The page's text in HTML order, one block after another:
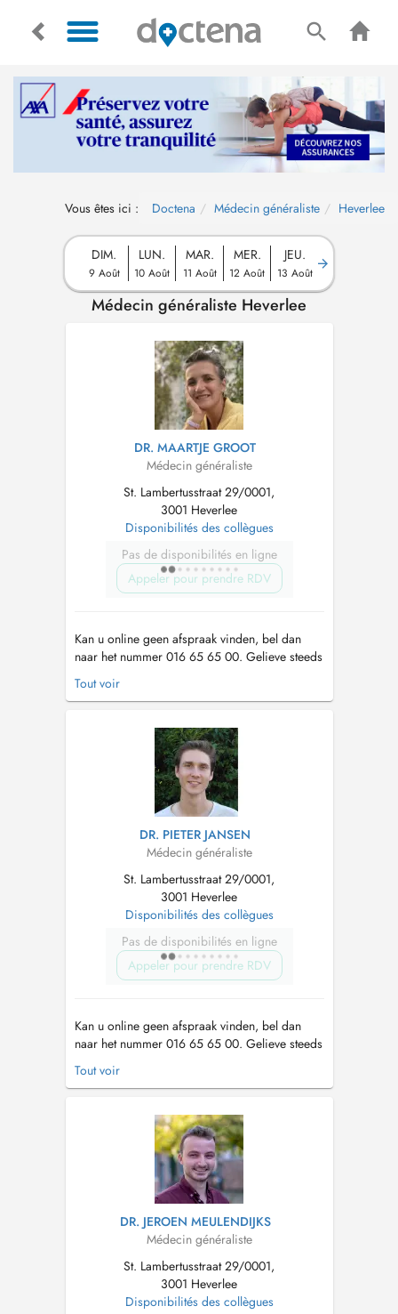
Vous êtes ici : Doctena Médecin généraliste Heverlee
DIM.
9 Août
LUN.
10 Août
MAR.
11 Août
MER.
12 Août
JEU.
13 Août
Médecin généraliste Heverlee
DR. MAARTJE GROOT
Médecin généraliste
St. Lambertusstraat 29/0001,
3001 Heverlee
Disponibilités des collègues
Pas de disponibilités en ligne
Appeler pour prendre RDV
Kan u online geen afspraak vinden, bel dan
naar het nummer 016 65 65 00. Gelieve steeds
verwijs graag naar onze website voor meer
https://websites.mijndokter.be/praktijkarenberg/huisregels/
Er worden geen voo...
Tout voir
DR. PIETER JANSEN
Médecin généraliste
St. Lambertusstraat 29/0001,
3001 Heverlee
Disponibilités des collègues
Pas de disponibilités en ligne
Appeler pour prendre RDV
Kan u online geen afspraak vinden, bel dan
naar het nummer 016 65 65 00. Gelieve steeds
verwijs graag naar onze website voor meer
https://websites.mijndokter.be/praktijkarenberg/huisregels/
Er worden geen voo...
Tout voir
DR. JEROEN MEULENDIJKS
Médecin généraliste
St. Lambertusstraat 29/0001,
3001 Heverlee
Disponibilités des collègues